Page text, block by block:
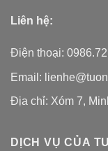
Liên hệ:
Điện thoại:
Email:
Địa chỉ: Xóm 7,
DỊCH VỤ CỦA